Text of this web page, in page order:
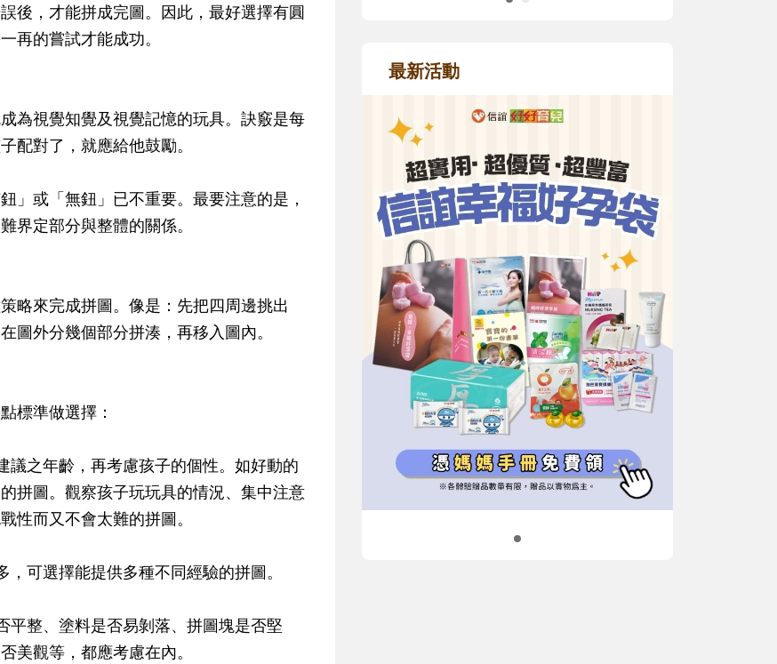
後，才能拼成完圖。因此，最好選擇有圓
再的嘗試才能成功。
為視覺知覺及視覺記憶的玩具。訣竅是每
配對了，就應給他鼓勵。
」或「無鈕」已不重要。最要注意的是，
界定部分與整體的關係。
略來完成拼圖。像是：先把四周邊挑出
圖外分幾個部分拼湊，再移入圖內。
標準做選擇：
之年齡，再考慮孩子的個性。如好動的
拼圖。觀察孩子玩玩具的情況、集中注意
性而又不會太難的拼圖。
可選擇能提供多種不同經驗的拼圖。
平整、塗料是否易剝落、拼圖塊是否堅
美觀等，都應考慮在內。